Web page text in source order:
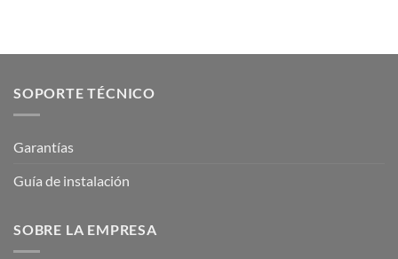
SOPORTE TÉCNICO
Garantías
Guía de instalación
SOBRE LA EMPRESA